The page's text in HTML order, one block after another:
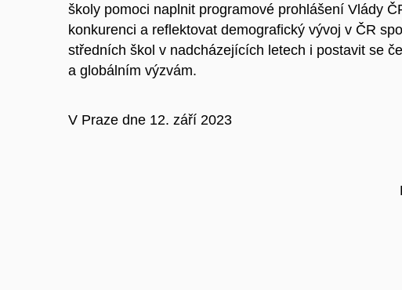
školy pomoci naplnit programové prohlášení Vlády
konkurenci a reflektovat demografický vývoj v ČR
středních škol v nadcházejících letech i postavit se
a globálním výzvám.
V Praze dne 12. září 2023